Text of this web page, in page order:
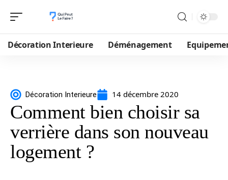
Décoration Interieure Déménagement
Décoration Interieure 14 décembre 2020
Comment bien choisir sa
verrière dans son nouveau
logement ?